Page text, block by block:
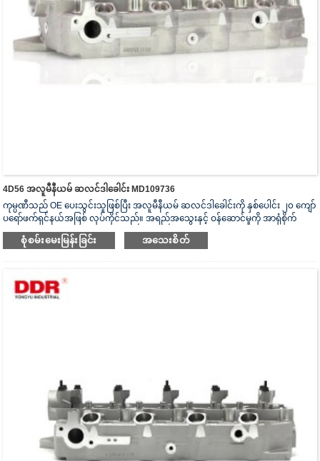
4D56 အလူမီနီယမ် ဆလင်ဒါခေါင်း MD109736
ကုမ္ပဏီသည် OE ပေးသွင်းသူဖြစ်ပြီး အလူမီနီယမ် ဆလင်ဒါခေါင်းကို နှစ်ပေါင်း ၂၀ ကျော်
ပရော်ဖက်ရှင်နယ်အဖြစ် လုပ်ကိုင်သည်။ အရည်အသွေးနှင့် ဝန်ဆောင်မှုကို အာရုံစိုက်
သည်။ ဆလင်ဒါခေါင်းသည် ISO16949 စစ်မှန်ကြောင်းအထောက်အထားပြမှုလက်မှတ်၊
“အလုံပိတ် ဆလင်ဒါခေါင်း”၊ “ဆလင်ဒါခေါင်း၏ ရှည်လျားသောအသုံးဝင်သော
စုံစမ်းမေးမြန်းခြင်း အသေးစိတ်